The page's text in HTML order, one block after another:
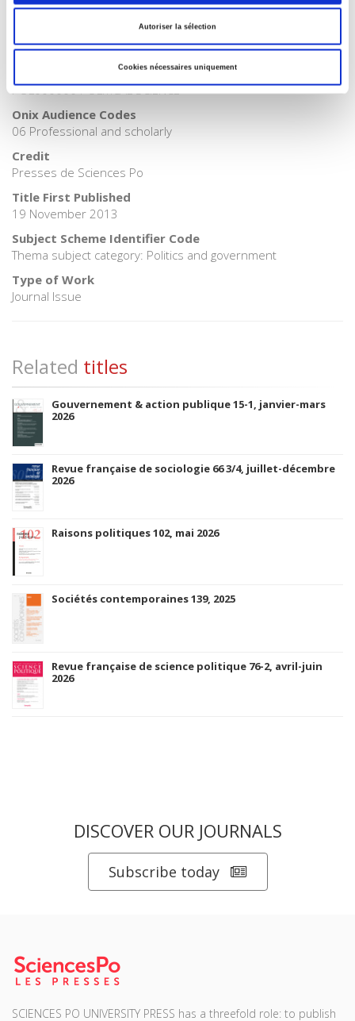
Autoriser la sélection
Cookies nécessaires uniquement
>Politics
>Society
BISAC Subject Heading
POL000000 POLITICAL SCIENCE
Onix Audience Codes
06 Professional and scholarly
Credit
Presses de Sciences Po
Title First Published
19 November 2013
Subject Scheme Identifier Code
Thema subject category: Politics and government
Type of Work
Journal Issue
Related titles
Gouvernement & action publique 15-1, janvier-mars
2026
Revue française de sociologie 66 3/4, juillet-décembre
2026
Raisons politiques 102, mai 2026
Sociétés contemporaines 139, 2025
Revue française de science politique 76-2, avril-juin
2026
DISCOVER OUR JOURNALS
Subscribe today
SCIENCES PO UNIVERSITY PRESS has a threefold role: to publish